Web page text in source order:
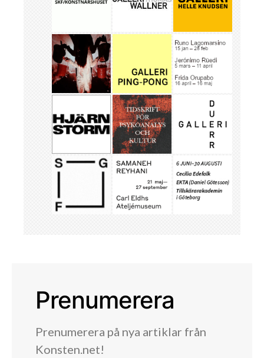
Prenumerera
Prenumerera på nya artiklar från
Konsten.net!